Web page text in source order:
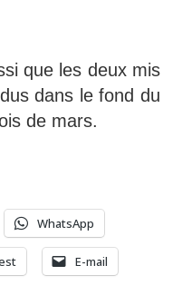
que les deux mis
dans le fond du
de mars.
WhatsApp
E-mail